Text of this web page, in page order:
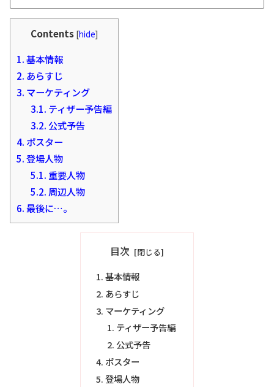
Contents [hide]
1.基本情報
2. あらすじ
3. マーケティング
3.1. ティザー予告編
3.2. 公式予告
4. ポスター
5.登場人物
5.1. 重要人物
5.2. 周辺人物
6.最後に…。
目次
基本情報
あらすじ
マーケティング
ティザー予告編
公式予告
ポスター
登場人物